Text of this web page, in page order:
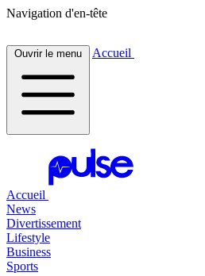
Navigation d'en-tête
Ouvrir le menu Accueil
Accueil
News
Divertissement
Lifestyle
Business
Sports